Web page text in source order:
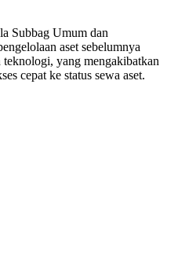
Subbag Umum dan
aset sebelumnya
teknologi, yang mengakibatkan
cepat ke status sewa aset.